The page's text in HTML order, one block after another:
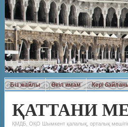
Біз жайлы Өкіл имам Кері
ҚАТТАНИ
ҚМДБ, ОҚО Шымкент қалалық, орталық